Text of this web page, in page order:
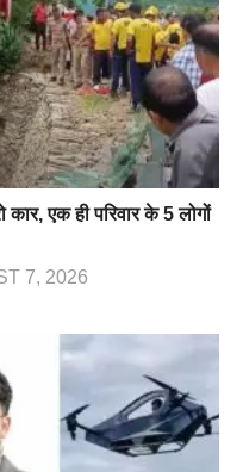
कार, एक ही परिवार के 5 लोगों
7, 2026